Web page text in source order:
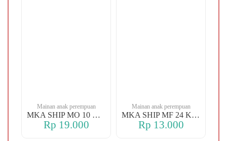
Mainan anak perempuan
MKA SHIP MO 10 CHERRY
Rp 19.000
Mainan anak perempuan
MKA SHIP MF 24 KERANJANG
Rp 13.000